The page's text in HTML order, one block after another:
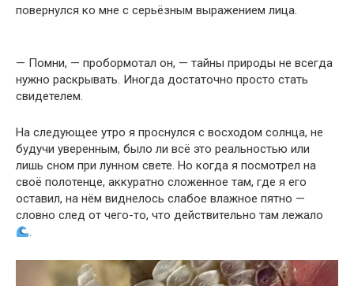
повернулся ко мне с серьёзным выражением лица.
— Помни, — пробормотал он, — тайны природы не всегда
нужно раскрывать. Иногда достаточно просто стать
свидетелем.
На следующее утро я проснулся с восходом солнца, не
будучи уверенным, было ли всё это реальностью или
лишь сном при лунном свете. Но когда я посмотрел на
своё полотенце, аккуратно сложенное там, где я его
оставил, на нём виднелось слабое влажное пятно —
словно след от чего-то, что действительно там лежало
.